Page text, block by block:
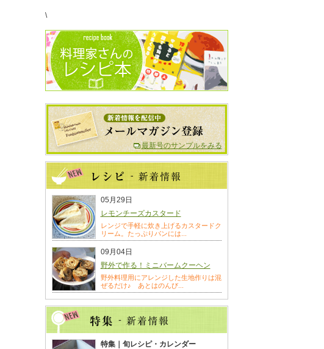
\
最新号のサンプルをみる
05月29日
レモンチーズカスタード
レンジで手軽に炊き上げるカスタードク
リーム。たっぷりパンには...
09月04日
野外で作る！ミニバームクーヘン
野外料理用にアレンジした生地作りは混
ぜるだけ♪ あとはのんび...
特集｜旬レシピ・カレンダー